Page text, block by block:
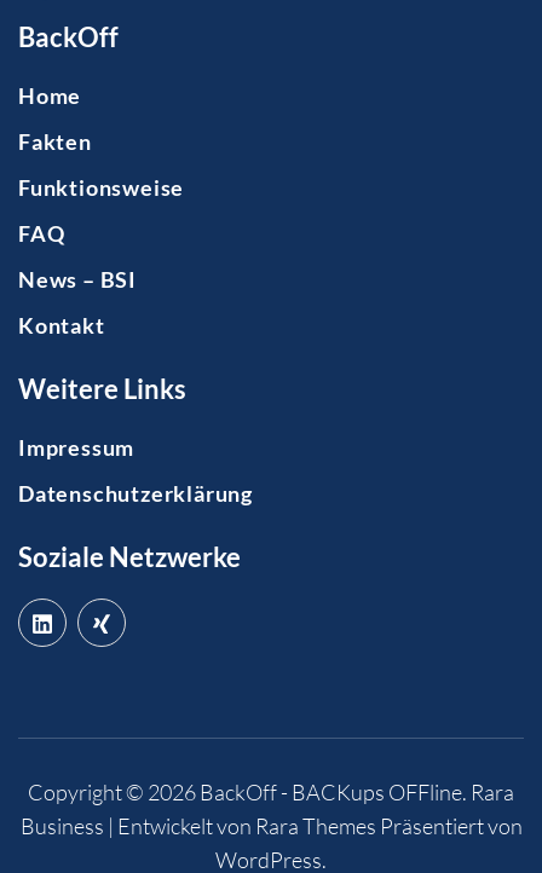
BackOff
Home
Fakten
Funktionsweise
FAQ
News – BSI
Kontakt
Weitere Links
Impressum
Datenschutzerklärung
Soziale Netzwerke
Copyright © 2026BackOff - BACKups OFFline. Rara
Business | Entwickelt von Rara Themes Präsentiert von
WordPress.